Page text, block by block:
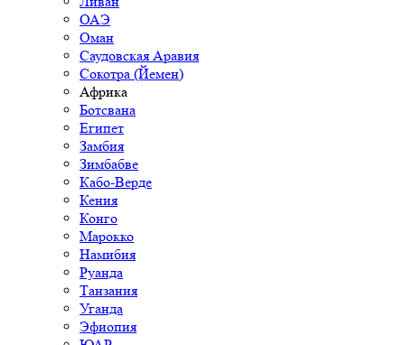
ОАЭ
Оман
Саудовская Аравия
Сокотра (Йемен)
Африка
Ботсвана
Египет
Замбия
Зимбабве
Кабо-Верде
Кения
Конго
Марокко
Намибия
Руанда
Танзания
Уганда
Эфиопия